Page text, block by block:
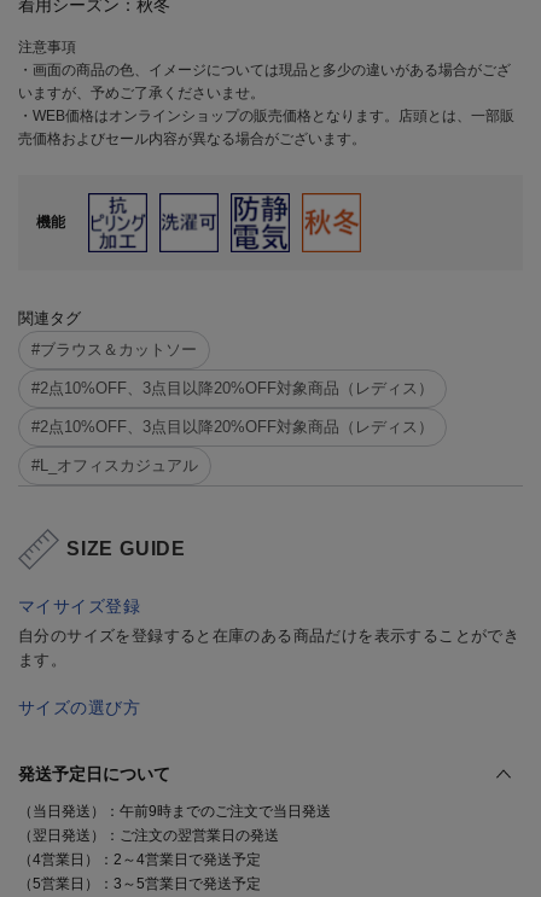
着用シーズン： 秋冬
注意事項
・画面の商品の色、イメージについては現品と多少の違いがある場合がござ
いますが、予めご了承くださいませ。
・WEB価格はオンラインショップの販売価格となります。店頭とは、一部販
売価格およびセール内容が異なる場合がございます。
機能
関連タグ
#ブラウス＆カットソー
#2点10%OFF、3点目以降20%OFF対象商品（レディス）
#2点10%OFF、3点目以降20%OFF対象商品（レディス）
#L_オフィスカジュアル
SIZE GUIDE
マイサイズ登録
自分のサイズを登録すると在庫のある商品だけを表示することができ
ます。
サイズの選び方
発送予定日について
（当日発送）：午前9時までのご注文で当日発送
（翌日発送）：ご注文の翌営業日の発送
（4営業日）：2～4営業日で発送予定
（5営業日）：3～5営業日で発送予定